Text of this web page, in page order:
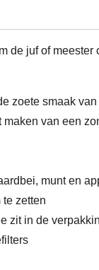
de juf of meester
zoete smaak
van een
munt en
zetten
zit in de